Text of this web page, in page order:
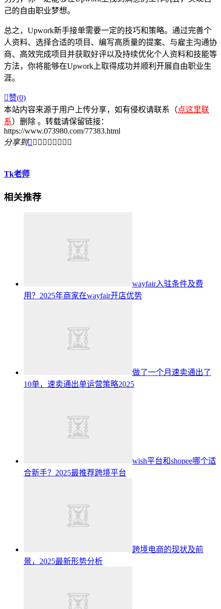
己的自由职业梦想。
总之，Upwork新手接单需要一定的技巧和策略。通过完善个
人资料、选择合适的项目、编写高质量的提案、与雇主沟通协
商、高效完成项目并获取好评以及持续优化个人资料和技能等
方法，你将能够在Upwork上取得成功并顺利开展自由职业生
涯。
赞(0)
本站内容来源于用户上传分享，如有侵权请联系（ 点这里联
系）删除 。转载请保留链接：
https://www.073980.com/77383.html
分享到        
Tk老师
相关推荐
wayfair入驻条件及费
用？2025年商家在wayfair开店优势
做了一个月速卖通出了
10单，速卖通出单运营策略2025
wish平台和shopee哪个适
合新手？2025最推荐跨境平台
跨境电商的现状及前
景，2025最新形势分析